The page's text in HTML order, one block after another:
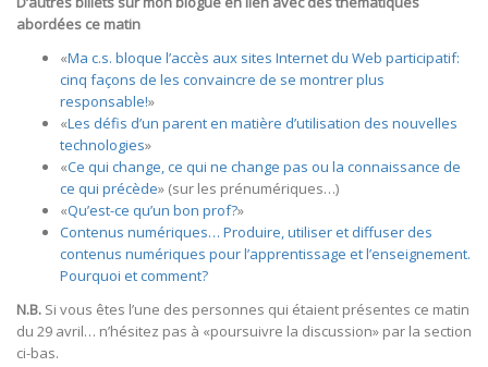
abordées ce matin
«Ma c.s. bloque l’accès aux sites Internet du Web participatif:
cinq façons de les convaincre de se montrer plus
responsable!»
«Les défis d’un parent en matière d’utilisation des nouvelles
technologies»
«Ce qui change, ce qui ne change pas ou la connaissance de
ce qui précède» (sur les prénumériques…)
«Qu’est-ce qu’un bon prof?»
Contenus numériques… Produire, utiliser et diffuser des
contenus numériques pour l’apprentissage et l’enseignement.
Pourquoi et comment?
N.B. Si vous êtes l’une des personnes qui étaient présentes ce matin
du 29 avril… n’hésitez pas à «poursuivre la discussion» par la section
ci-bas.